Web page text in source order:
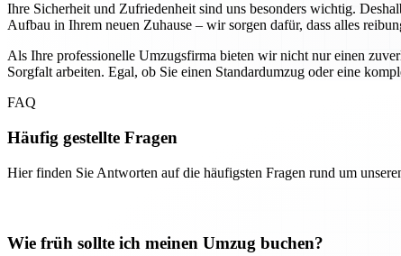
Ihre Sicherheit und Zufriedenheit sind uns besonders wichtig.
Aufbau in Ihrem neuen Zuhause – wir sorgen dafür, dass alles
Als Ihre professionelle Umzugsfirma bieten wir nicht nur einen
Sorgfalt arbeiten. Egal, ob Sie einen Standardumzug oder eine
FAQ
Häufig gestellte Fragen
Hier finden Sie Antworten auf die häufigsten Fragen rund um
Wie früh sollte ich meinen Umzug buchen?